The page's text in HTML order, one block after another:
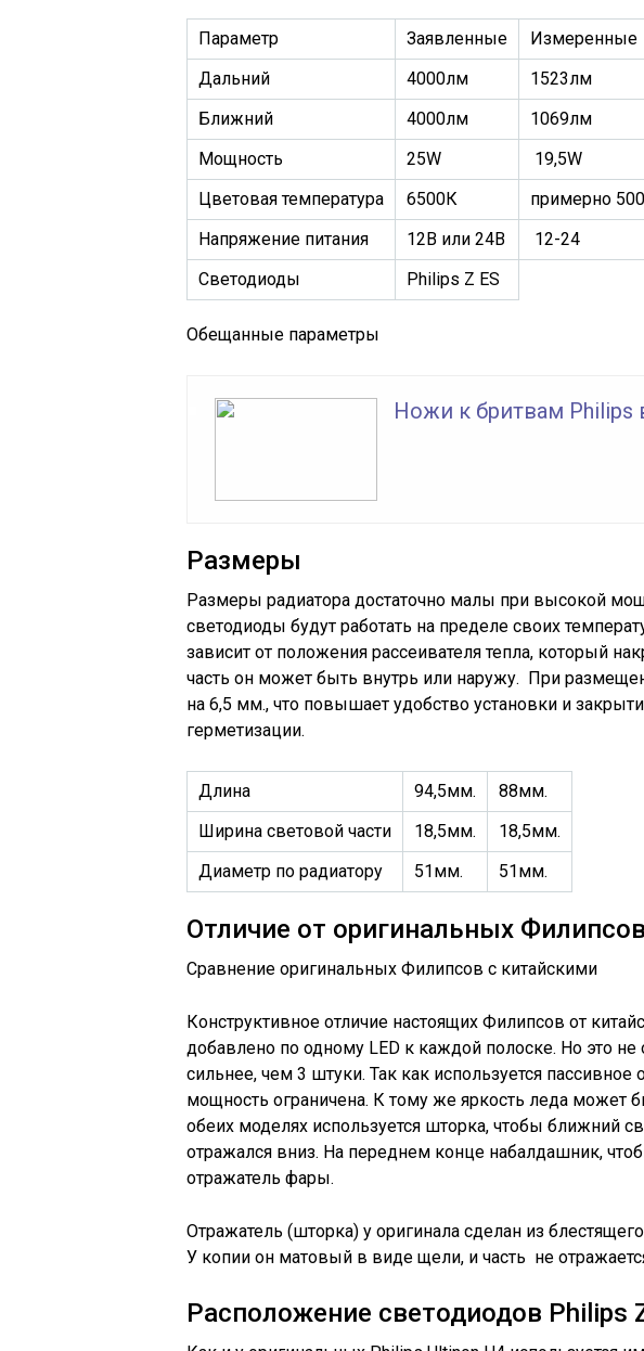
Параметр Заявленные
Измеренные
Дальний
4000лм 1523лм
Ближний
4000лм 1069лм
Мощность
25W 19,5W
Цветовая температура
6500К примерно
Напряжение питания
12В или 24В 12-24
Светодиоды
Philips Z ES
Обещанные параметры
Ножи к бритвам Philips
Размеры
Размеры радиатора достаточно малы при высокой
светодиоды будут работать на пределе своих
зависит от положения рассеивателя тепла, который
часть он может быть внутрь или наружу. При
на 6,5 мм., что повышает удобство установки и
герметизации.
Длина 94,5мм.
88мм.
Ширина световой части
18,5мм.
18,5мм.
Диаметр по радиатору
51мм. 51мм.
Отличие от оригинальных Филипсов
Сравнение оригинальных Филипсов с китайскими
Конструктивное отличие настоящих Филипсов от
добавлено по одному LED к каждой полоске. Но это не
сильнее, чем 3 штуки. Так как используется пассивное
мощность ограничена. К тому же яркость леда может
обеих моделях используется шторка, чтобы ближний
отражался вниз. На переднем конце набалдашник,
отражатель фары.
Отражатель (шторка) у оригинала сделан из
У копии он матовый в виде щели, и часть не
Расположение светодиодов Philips